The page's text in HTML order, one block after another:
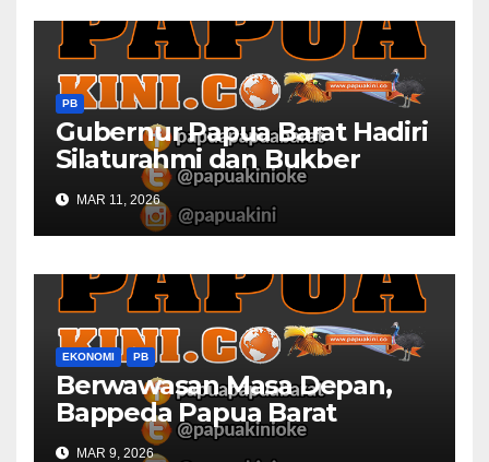
PB
Gubernur Papua Barat Hadiri
Silaturahmi dan Bukber
Bersama DPR RI dan
Mendagri di IPDN
MAR 11, 2026
EKONOMI PB
Berwawasan Masa Depan,
Bappeda Papua Barat
Konsultasi Publik RKPD 2027
MAR 9, 2026